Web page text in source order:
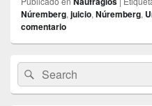
Núremberg, juicio, Núremberg,
comentario
área
de
widget
Buscar
por:
Buscar